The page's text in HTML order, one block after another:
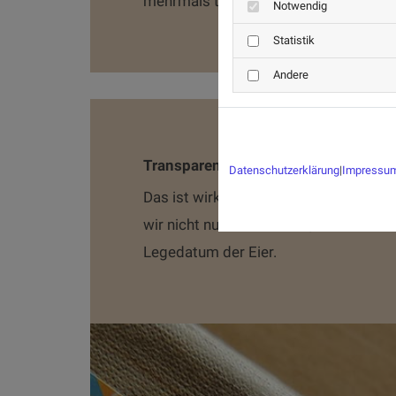
Transparenz
Das ist wirklich einzigartig, auf
wir nicht nur das MHD an, sondern
Legedatum der Eier.
Notwendig
Statistik
Andere
Datenschutzerklärung|